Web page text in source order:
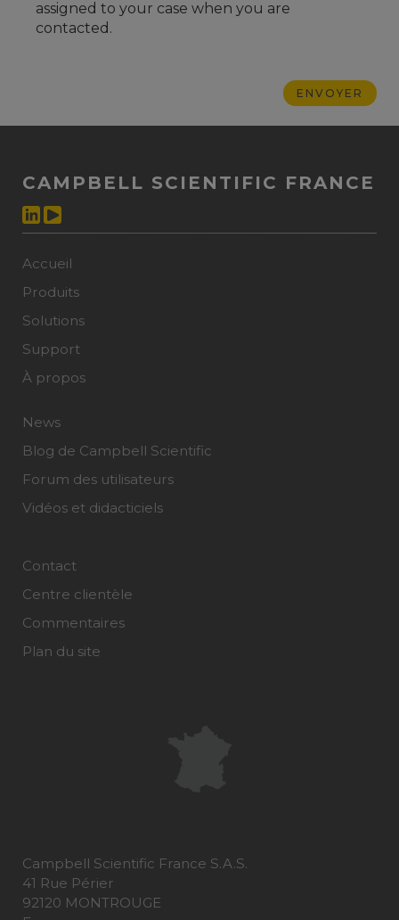
assigned to your case when you are
contacted.
CAMPBELL SCIENTIFIC FRANCE
Accueil
Produits
Solutions
Support
À propos
News
Blog de Campbell Scientific
Forum des utilisateurs
Vidéos et didacticiels
Contact
Centre clientèle
Commentaires
Plan du site
Campbell Scientific France S.A.S.
41 Rue Périer
92120 MONTROUGE